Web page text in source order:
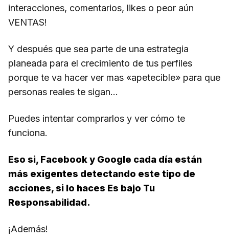
interacciones, comentarios, likes o peor aún
VENTAS!
Y después que sea parte de una estrategia
planeada para el crecimiento de tus perfiles
porque te va hacer ver mas «apetecible» para que
personas reales te sigan…
Puedes intentar comprarlos y ver cómo te
funciona.
Eso si, Facebook y Google cada día están
más exigentes detectando este tipo de
acciones, si lo haces Es bajo Tu
Responsabilidad.
¡Además!